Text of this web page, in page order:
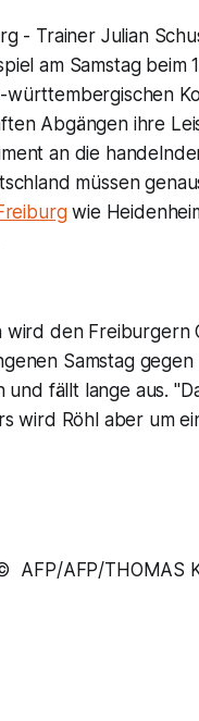
- Trainer Julian
am Samstag beim
württembergischen
Abgängen ihre
an die
müssen
wie
wird den Freiburgern
Samstag gegen
und fällt lange aus.
wird Röhl aber um
AFP/AFP/THOMAS